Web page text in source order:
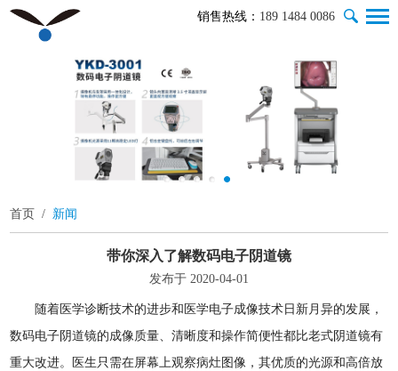
销售热线： 189 1484 0086
首页 / 新闻
带你深入了解数码电子阴道镜
发布于 2020-04-01
随着医学诊断技术的进步和医学电子成像技术日新月异的发展，
数码电子阴道镜的成像质量、清晰度和操作简便性都比老式阴道镜有
重大改进。医生只需在屏幕上观察病灶图像，其优质的光源和高倍放